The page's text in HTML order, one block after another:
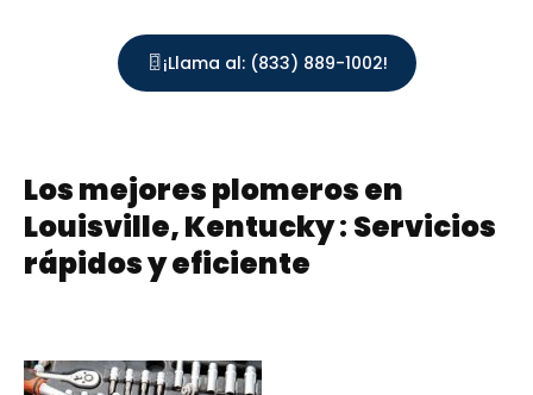
¡Llama al: (833) 889-1002!
Los mejores plomeros en
Louisville, Kentucky: Servicios
rápidos y eficiente